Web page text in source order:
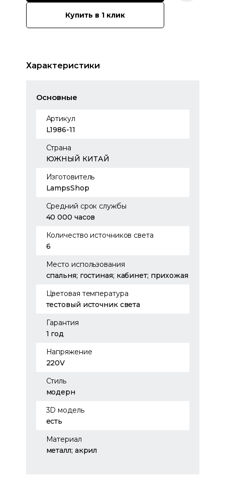
Купить в 1 клик
Характеристики
Основные
Артикул
L1986-11
Страна
ЮЖНЫЙ КИТАЙ
Изготовитель
LampsShop
Средний срок службы
40 000 часов
Количество источников света
6
Место использования
спальня; гостиная; кабинет; прихожая
Цветовая температура
тестовый источник света
Гарантия
1 год
Напряжение
220V
Стиль
модерн
3D модель
есть
Материал
металл; акрил